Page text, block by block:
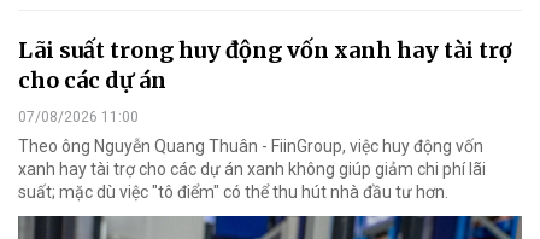
Lãi suất trong huy động vốn xanh hay tài trợ
cho các dự án
07/08/2026 11:00
Theo ông Nguyễn Quang Thuân - FiinGroup, việc huy động vốn
xanh hay tài trợ cho các dự án xanh không giúp giảm chi phí lãi
suất; mặc dù việc "tô điểm" có thể thu hút nhà đầu tư hơn.